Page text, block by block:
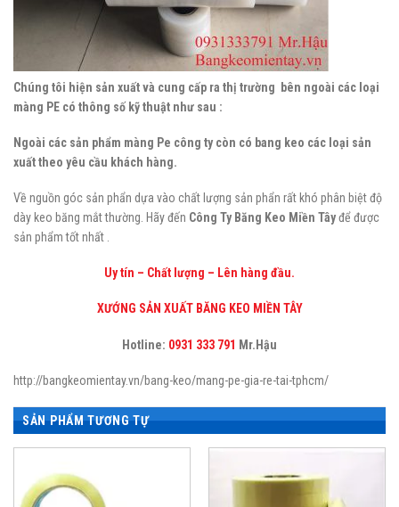
Chúng tôi hiện sản xuất và cung cấp ra thị trường bên ngoài các loại
màng PE có thông số kỹ thuật như sau :
Ngoài các sản phẩm màng Pe công ty còn có bang keo các loại sản
xuất theo yêu cầu khách hàng.
Về nguồn góc sản phẩn dựa vào chất lượng sản phẩn rất khó phân biệt độ
dày keo băng mắt thường. Hãy đến Công Ty Băng Keo Miền Tâyđể được
sản phẩm tốt nhất .
Uy tín – Chất lượng – Lên hàng đầu.
XƯỚNG SẢN XUẤT BĂNG KEO MIỀN TÂY
Hotline: 0931 333 791 Mr.Hậu
http://bangkeomientay.vn/bang-keo/mang-pe-gia-re-tai-tphcm/
SẢN PHẨM TƯƠNG TỰ